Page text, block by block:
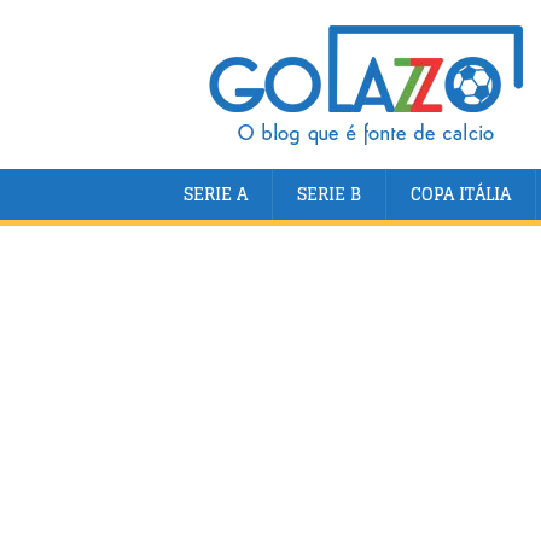
SERIE A SERIE B COPA ITÁLIA